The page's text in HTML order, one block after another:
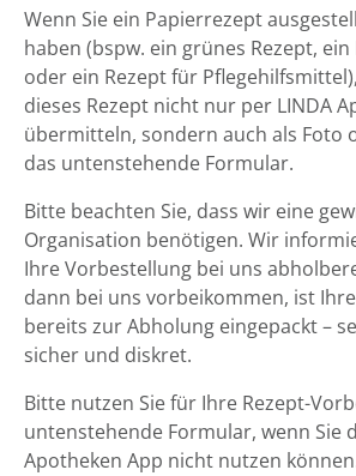
Wenn Sie ein Papierrezept
haben (bspw. ein grünes Rezept,
oder ein Rezept für
dieses Rezept nicht nur per LINDA
übermitteln, sondern auch als Foto
das untenstehende Formular.
Bitte beachten Sie, dass wir eine
Organisation benötigen. Wir
Ihre Vorbestellung bei uns
dann bei uns vorbeikommen, ist
bereits zur Abholung eingepackt –
sicher und diskret.
Bitte nutzen Sie für Ihre Rezept-
untenstehende Formular, wenn Sie
Apotheken App nicht nutzen